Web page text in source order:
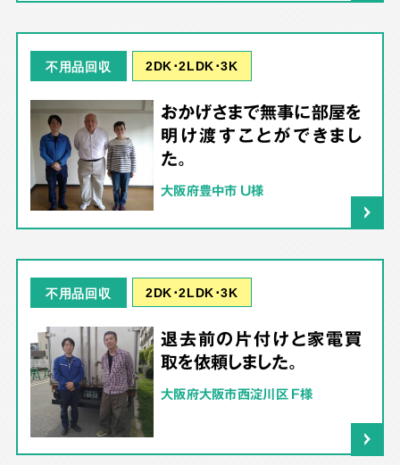
不用品回収 2DK･2LDK･3K
おかげさまで無事に部屋を
明け渡すことができまし
た。
大阪府豊中市 U様
不用品回収 2DK･2LDK･3K
退去前の片付けと家電買
取を依頼しました。
大阪府大阪市西淀川区 F様